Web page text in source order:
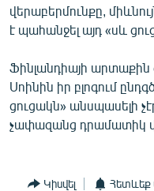
վերաբերմունքը,
է պահանջել այդ «սև
Ֆինլանդիայի
Սոինին իր բլոգում
ցուցակն» անսպասելի
չափազանց դրամատիկ
Կիսվել Հետևեք